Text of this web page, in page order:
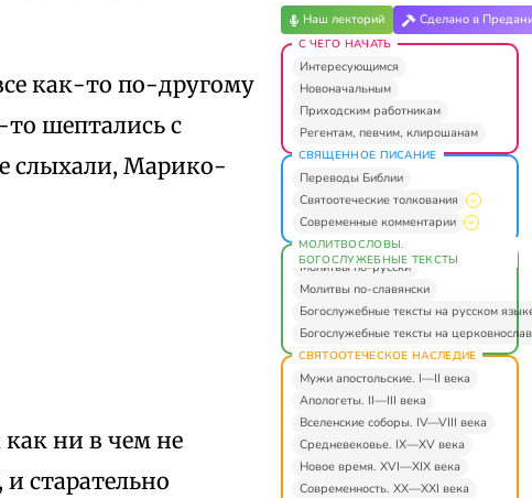
как-то по-другому
шептались с
слыхали, Марико-
ни в чем не
старательно
Наш лекторий Сделано в
С ЧЕГО НАЧАТЬ
Интересующимся
Новоначальным
Приходским работникам
Регентам, певчим, клирошанам
СВЯЩЕННОЕ ПИСАНИЕ
Переводы Библии
Святоотеческие толкования
Современные комментарии
МОЛИТВОСЛОВЫ.
БОГОСЛУЖЕБНЫЕ ТЕКСТЫ
Молитвы по-русски
Молитвы по-славянски
Богослужебные тексты на русском
Богослужебные тексты на
СВЯТООТЕЧЕСКОЕ НАСЛЕДИЕ
Мужи апостольские. I—II века
Апологеты. II—III века
Вселенские соборы. IV—VIII века
Средневековье. IX—XV века
Новое время. XVI—XIX века
Современность. XX—XXI века